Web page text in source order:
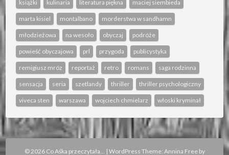
książki kulinaria literatura piękna maciej siembieda
marta kisiel montalbano morderstwa w sandhamn
młodzieżowa na wesoło obyczaj podróże
powieść obyczajowa prl przygoda publicystyka
remigiusz mróz reportaż retro romans saga rodzinna
sensacja seria szetlandy thriller thriller psychologiczny
viveca sten warszawa wojciech chmielarz włoski kryminał
© 2026 Co Aśka przeczytała... | WordPress Theme: Annina Freeby